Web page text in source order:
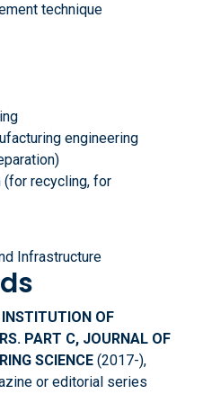
technique
engineering
(for recycling, for
Infrastructure
INSTITUTION OF
PART C, JOURNAL OF
SCIENCE (2017-),
or editorial series